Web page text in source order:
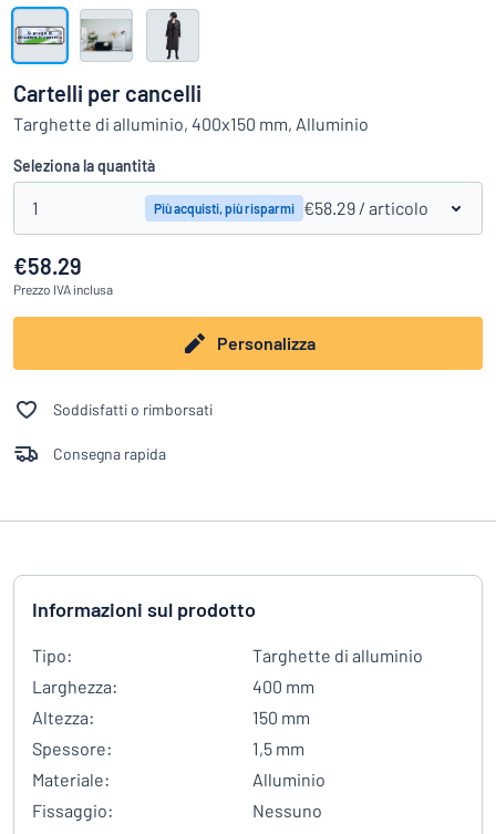
quello che stai cercando? Avvia la progettazione della
Visualizza tutte le categorie
Richiedi
preventivo
Login
Servizio
clienti
Privato
Azienda
Cartelli per cancelli
Targhette di alluminio, 400x150 mm, Alluminio
Seleziona la quantità
1 Più acquisti, più risparmi €58.29 / articolo
€58.29
Prezzo IVA inclusa
Personalizza
Soddisfatti o rimborsati
Consegna rapida
Informazioni sul prodotto
Tipo:
Targhette di alluminio
Larghezza:
400 mm
Altezza:
150 mm
Spessore:
1,5 mm
Materiale:
Alluminio
Fissaggio:
Nessuno